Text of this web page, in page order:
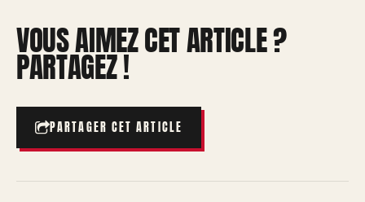
VOUS AIMEZ CET ARTICLE ?
PARTAGEZ !
PARTAGER CET ARTICLE